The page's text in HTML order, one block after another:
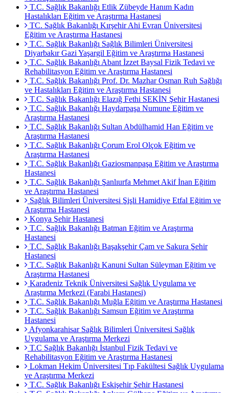
T.C. Sağlık Bakanlığı Etlik Zübeyde Hanım Kadın
Hastalıkları Eğitim ve Araştırma Hastanesi
TC. Sağlık Bakanlığı Kırşehir Ahi Evran Üniversitesi
Eğitim ve Araştırma Hastanesi
T.C. Sağlık Bakanlığı Sağlık Bilimleri Üniversitesi
Diyarbakır Gazi Yaşargil Eğitim ve Araştırma Hastanesi
T.C. Sağlık Bakanlığı Abant İzzet Baysal Fizik Tedavi ve
Rehabilitasyon Eğitim ve Araştırma Hastanesi
T.C. Sağlık Bakanlığı Prof. Dr. Mazhar Osman Ruh Sağlığı
ve Hastalıkları Eğitim ve Araştırma Hastanesi
T.C. Sağlık Bakanlığı Elazığ Fethi SEKİN Şehir Hastanesi
T.C. Sağlık Bakanlığı Haydarpaşa Numune Eğitim ve
Araştırma Hastanesi
T.C. Sağlık Bakanlığı Sultan Abdülhamid Han Eğitim ve
Araştırma Hastanesi
T.C. Sağlık Bakanlığı Çorum Erol Olçok Eğitim ve
Araştırma Hastanesi
T.C. Sağlık Bakanlığı Gaziosmanpaşa Eğitim ve Araştırma
Hastanesi
T.C. Sağlık Bakanlığı Şanlıurfa Mehmet Akif İnan Eğitim
ve Araştırma Hastanesi
Sağlık Bilimleri Üniversitesi Şişli Hamidiye Etfal Eğitim ve
Araştırma Hastanesi
Konya Şehir Hastanesi
T.C. Sağlık Bakanlığı Batman Eğitim ve Araştırma
Hastanesi
T.C. Sağlık Bakanlığı Başakşehir Çam ve Sakura Şehir
Hastanesi
T.C. Sağlık Bakanlığı Kanuni Sultan Süleyman Eğitim ve
Araştırma Hastanesi
Karadeniz Teknik Üniversitesi Sağlık Uygulama ve
Araştırma Merkezi (Farabi Hastanesi)
T.C. Sağlık Bakanlığı Muğla Eğitim ve Araştırma Hastanesi
T.C. Sağlık Bakanlığı Samsun Eğitim ve Araştırma
Hastanesi
Afyonkarahisar Sağlık Bilimleri Üniversitesi Sağlık
Uygulama ve Araştırma Merkezi
T.C Sağlık Bakanlığı İstanbul Fizik Tedavi ve
Rehabilitasyon Eğitim ve Araştırma Hastanesi
Lokman Hekim Üniversitesi Tıp Fakültesi Sağlık Uygulama
ve Araştırma Merkezi
T.C. Sağlık Bakanlığı Eskişehir Şehir Hastanesi